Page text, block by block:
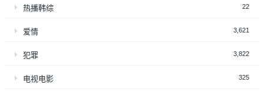
热播韩综 22
爱情 3,621
犯罪 3,822
电视电影 325